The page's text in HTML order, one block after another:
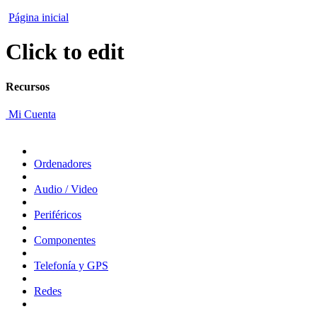
Página inicial
Click to edit
Recursos
Mi Cuenta
Ordenadores
Audio / Video
Periféricos
Componentes
Telefonía y GPS
Redes